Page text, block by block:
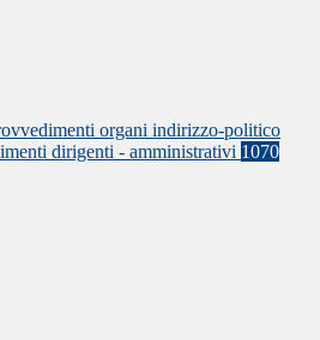
organi indirizzo-politico
dirigenti - amministrativi 1070